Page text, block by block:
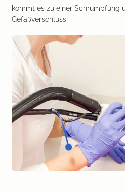
kommt es zu einer Schrumpfung
Gefäßverschluss